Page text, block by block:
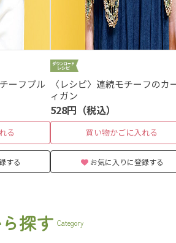
ーフプル
る
する
〈レシピ〉連続モチーフのカ
ィガン
528円（税込）
買い物かごに入れる
お気に入りに登録する
探す Category